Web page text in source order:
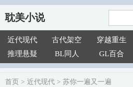
耽美小说
近代现代 古代架空 穿越重生
推理悬疑
BL同人 GL百合
首页 > 近代现代 > 苏你一遍又一遍